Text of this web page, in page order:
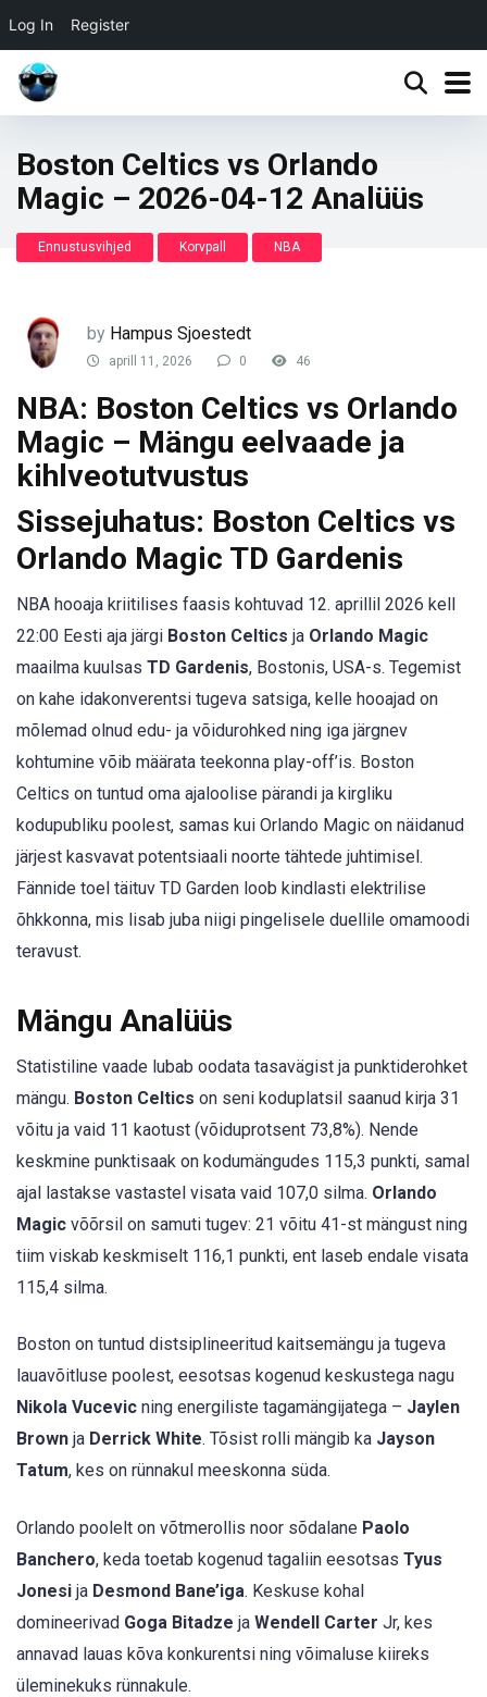
Log In Register
Boston Celtics vs Orlando
Magic – 2026-04-12 Analüüs
Ennustusvihjed Korvpall NBA
by Hampus Sjoestedt
aprill 11, 2026 0 46
NBA: Boston Celtics vs Orlando
Magic – Mängu eelvaade ja
kihlveotutvustus
Sissejuhatus: Boston Celtics vs
Orlando Magic TD Gardenis
NBA hooaja kriitilises faasis kohtuvad 12. aprillil 2026 kell
22:00 Eesti aja järgi Boston Celtics ja Orlando Magic
maailma kuulsas TD Gardenis, Bostonis, USA-s. Tegemist
on kahe idakonverentsi tugeva satsiga, kelle hooajad on
mõlemad olnud edu- ja võidurohked ning iga järgnev
kohtumine võib määrata teekonna play-off’is. Boston
Celtics on tuntud oma ajaloolise pärandi ja kirgliku
kodupubliku poolest, samas kui Orlando Magic on näidanud
järjest kasvavat potentsiaali noorte tähtede juhtimisel.
Fännide toel täituv TD Garden loob kindlasti elektrilise
õhkkonna, mis lisab juba niigi pingelisele duellile omamoodi
teravust.
Mängu Analüüs
Statistiline vaade lubab oodata tasavägist ja punktiderohket
mängu. Boston Celtics on seni koduplatsil saanud kirja 31
võitu ja vaid 11 kaotust (võiduprotsent 73,8%). Nende
keskmine punktisaak on kodumängudes 115,3 punkti, samal
ajal lastakse vastastel visata vaid 107,0 silma. Orlando
Magic võõrsil on samuti tugev: 21 võitu 41-st mängust ning
tiim viskab keskmiselt 116,1 punkti, ent laseb endale visata
115,4 silma.
Boston on tuntud distsiplineeritud kaitsemängu ja tugeva
lauavõitluse poolest, eesotsas kogenud keskustega nagu
Nikola Vucevic ning energiliste tagamängijatega – Jaylen
Brown ja Derrick White. Tõsist rolli mängib ka Jayson
Tatum, kes on rünnakul meeskonna süda.
Orlando poolelt on võtmerollis noor sõdalane Paolo
Banchero, keda toetab kogenud tagaliin eesotsas Tyus
Jonesi ja Desmond Bane’iga. Keskuse kohal
domineerivad Goga Bitadze ja Wendell Carter Jr, kes
annavad lauas kõva konkurentsi ning võimaluse kiireks
üleminekuks rünnakule.